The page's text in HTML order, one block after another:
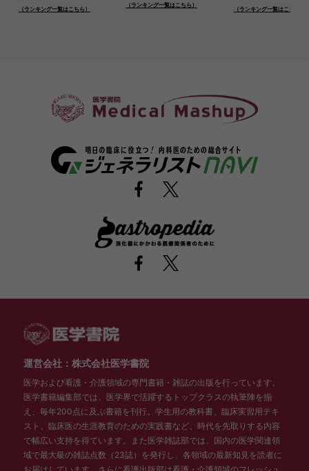
（ランキング一覧はこちら）
（ランキング一覧はこちら）
（ランキング一覧はこちら）
運営会社：株式会社医学書院
医学および看護・介護領域の専門書籍・雑誌の出版を行っています。
医学書籍編集部では、医学界で活躍するトップクラスの執筆陣を揃
え、毎年200点に及ぶ書籍を刊行。学生用の教科書、臨床実習用テキ
スト、臨床医の生涯教育のための実践書など、時代を先取りする内容
で幅広い支持を得ています。また医学雑誌部では、国内の医学関連領
域で最大級の雑誌点数（23誌）を発行し、各領域の最新知見を読者に